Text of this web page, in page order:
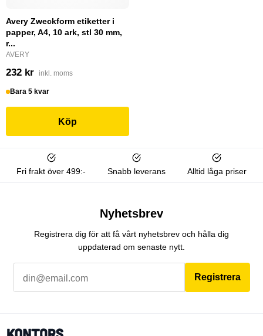
Avery Zweckform etiketter i
papper, A4, 10 ark, stl 30 mm,
r...
AVERY
232 kr inkl. moms
Bara 5 kvar
Köp
Fri frakt över 499:- Snabb leverans Alltid låga priser
Nyhetsbrev
Registrera dig för att få vårt nyhetsbrev och hålla dig
uppdaterad om senaste nytt.
Registrera